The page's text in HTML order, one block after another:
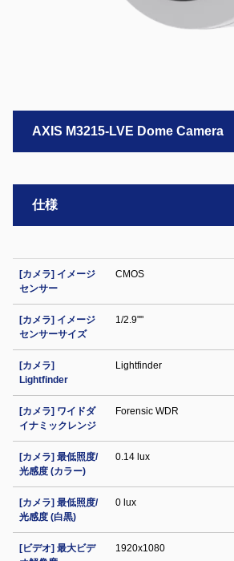
AXIS M3215-LVE Dome Camera
仕様
[カメラ] イメージ
センサー
CMOS
[カメラ] イメージ
センサーサイズ
1/2.9""
[カメラ]
Lightfinder
Lightfinder
[カメラ] ワイドダ
イナミックレンジ
Forensic WDR
[カメラ] 最低照度/
光感度 (カラー)
0.14 lux
[カメラ] 最低照度/
光感度 (白黒)
0 lux
[ビデオ] 最大ビデ
1920x1080